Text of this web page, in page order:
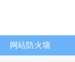
网站防火墙